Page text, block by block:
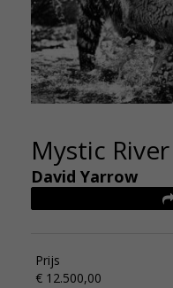
Mystic River
David Yarrow
Prijs
€ 12.500,00